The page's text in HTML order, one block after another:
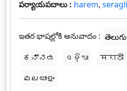
పర్యాయపదాలు : harem,
ఇతర భాషల్లోకి అనువాదం : తెలుగు
ಕನ್ನಡ
ଓଡ଼ିଆ मराठी
മലയാളം